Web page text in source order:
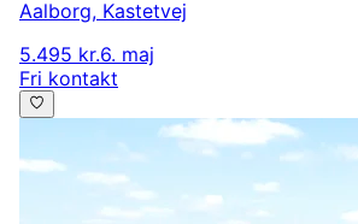
Aalborg, Kastetvej
5.495 kr.6. maj
Fri kontakt